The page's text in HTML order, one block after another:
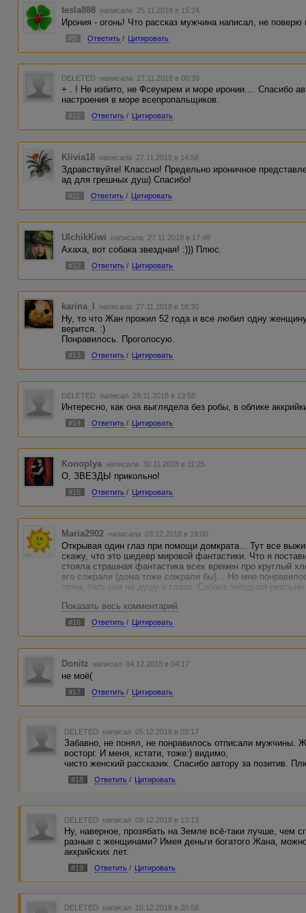
tesla888 написала 25.11.2018 в 15:24
Ирония - огонь! Что рассказ мужчина написал, не поверю
#9 Ответить / Цитировать
DELETED написала 27.11.2018 в 00:39
+ . ! Не избито, не Фсеумрем и море иронии.... Спасибо
настроения в море всепропальщиков.
#10 Ответить / Цитировать
Klivia18 написала 27.11.2018 в 14:58
Здравствуйте! Классно! Предельно ироничное
ад для грешных душ) Спасибо!
#11 Ответить / Цитировать
UlchikKiwi написала 27.11.2018 в 17:48
Ахаха, вот собака звездная! :))) Плюс.
#12 Ответить / Цитировать
karina_l написала 27.11.2018 в 18:30
Ну, то что Жан прожил 52 года и все любил одну
верится. :)
Понравилось. Проголосую.
#13 Ответить / Цитировать
DELETED написал 28.11.2018 в 13:58
Интересно, как она выглядела без робы, в облике
#14 Ответить / Цитировать
Konoplya написала 30.11.2018 в 11:25
О, ЗВЕЗДЫ прикольно!
#15 Ответить / Цитировать
Maria2902 написала 03.12.2018 в 19:00
Открывая один глаз при помощи домкрата... Тут все
скажу, что это шедевр мировой фантастики. Что я
стояла страшная фантастика всех времен про круглый
его сожрали (дома тоже сожрали бы)... Но мне
прям, бальзам на душу и глаза. Собака звездная
Показать весь комментарий
#16 Ответить / Цитировать
Donitz написал 04.12.2018 в 04:17
не моё(
#17 Ответить / Цитировать
DELETED написал 05.12.2018 в 03:17
Забавно, не понял, не понравилось отписали мужчины.
восторг. И меня, кстати, тоже:) видимо,
чисто женский рассказик. Спасибо автору за позитив.
#18 Ответить / Цитировать
DELETED написал 09.12.2018 в 13:13
Ну, наверное, прозябать на Земле всё-таки лучше, чем
разные с женщинами? Имея деньги богатого Жана,
аккрийских лет.
#19 Ответить / Цитировать
DELETED написал 10.12.2018 в 20:58